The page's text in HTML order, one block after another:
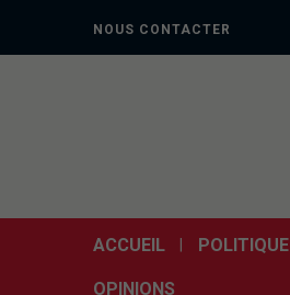
NOUS CONTACTER
ACCUEIL POLITIQUE
OPINIONS